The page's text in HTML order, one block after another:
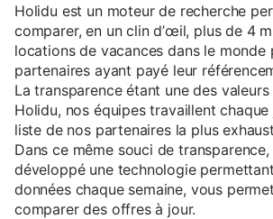
Holidu est un moteur de recherche
comparer, en un clin d’œil, plus de 4
locations de vacances dans le monde
partenaires ayant payé leur
La transparence étant une des
Holidu, nos équipes travaillent
liste de nos partenaires la plus
Dans ce même souci de
développé une technologie
données chaque semaine, vous
comparer des offres à jour.